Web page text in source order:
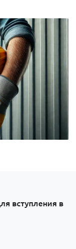
вступления в